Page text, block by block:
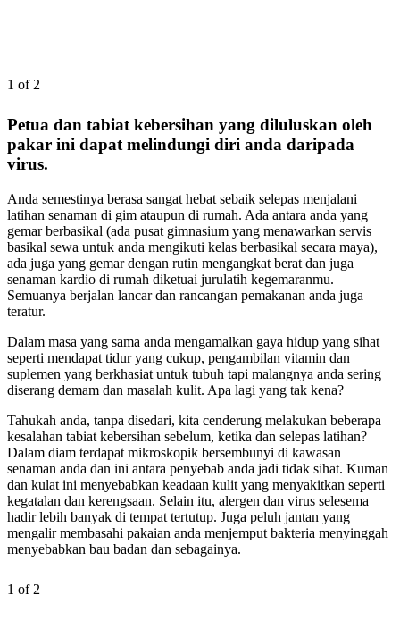
1 of 2
Petua dan tabiat kebersihan yang diluluskan oleh
pakar ini dapat melindungi diri anda daripada
virus.
Anda semestinya berasa sangat hebat sebaik selepas menjalani
latihan senaman di gim ataupun di rumah. Ada antara anda yang
gemar berbasikal (ada pusat gimnasium yang menawarkan servis
basikal sewa untuk anda mengikuti kelas berbasikal secara maya),
ada juga yang gemar dengan rutin mengangkat berat dan juga
senaman kardio di rumah diketuai jurulatih kegemaranmu.
Semuanya berjalan lancar dan rancangan pemakanan anda juga
teratur.
Dalam masa yang sama anda mengamalkan gaya hidup yang sihat
seperti mendapat tidur yang cukup, pengambilan vitamin dan
suplemen yang berkhasiat untuk tubuh tapi malangnya anda sering
diserang demam dan masalah kulit. Apa lagi yang tak kena?
Tahukah anda, tanpa disedari, kita cenderung melakukan beberapa
kesalahan tabiat kebersihan sebelum, ketika dan selepas latihan?
Dalam diam terdapat mikroskopik bersembunyi di kawasan
senaman anda dan ini antara penyebab anda jadi tidak sihat. Kuman
dan kulat ini menyebabkan keadaan kulit yang menyakitkan seperti
kegatalan dan kerengsaan. Selain itu, alergen dan virus selesema
hadir lebih banyak di tempat tertutup. Juga peluh jantan yang
mengalir membasahi pakaian anda menjemput bakteria menyinggah
menyebabkan bau badan dan sebagainya.
1 of 2